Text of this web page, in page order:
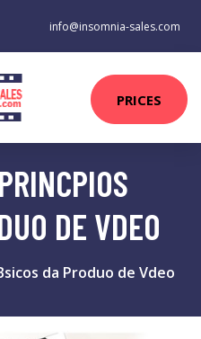
info@insomnia-sales.com
PRICES
DE VDEO
da Produo de Vdeo